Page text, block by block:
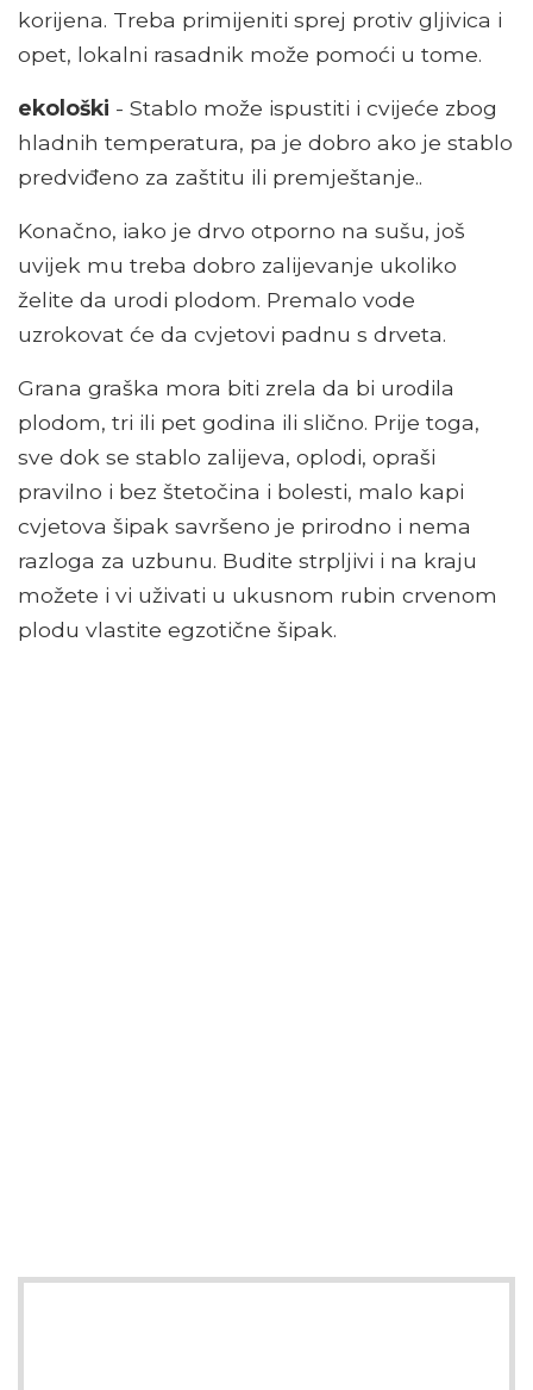
korijena. Treba primijeniti sprej protiv gljivica i
opet, lokalni rasadnik može pomoći u tome.
ekološki - Stablo može ispustiti i cvijeće zbog
hladnih temperatura, pa je dobro ako je stablo
predviđeno za zaštitu ili premještanje..
Konačno, iako je drvo otporno na sušu, još
uvijek mu treba dobro zalijevanje ukoliko
želite da urodi plodom. Premalo vode
uzrokovat će da cvjetovi padnu s drveta.
Grana graška mora biti zrela da bi urodila
plodom, tri ili pet godina ili slično. Prije toga,
sve dok se stablo zalijeva, oplodi, opraši
pravilno i bez štetočina i bolesti, malo kapi
cvjetova šipak savršeno je prirodno i nema
razloga za uzbunu. Budite strpljivi i na kraju
možete i vi uživati ​​u ukusnom rubin crvenom
plodu vlastite egzotične šipak.